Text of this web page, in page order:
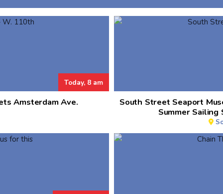
Today, 8 am
Amsterdam Ave.
South Street Seaport
Summer Sailing